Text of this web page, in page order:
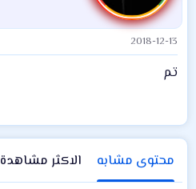
2018-12-13
تم
محتوى مشابه الاكثر مشاهدة